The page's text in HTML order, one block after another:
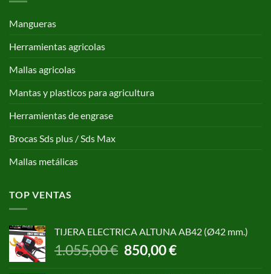
Mangueras
Herramientas agricolas
Mallas agricolas
Mantas y plasticos para agricultura
Herramientas de engrase
Brocas Sds plus / Sds Max
Mallas metálicas
TOP VENTAS
TIJERA ELECTRICA ALTUNA AB42 (Ø42 mm.)
1.055,00€ El
precio
850,00€El